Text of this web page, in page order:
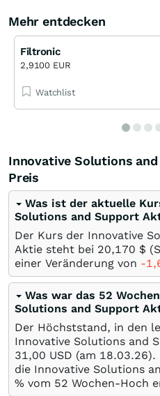
Mehr entdecken
Filtronic
2,9100 EUR
Watchlist
Innovative Solutions
Preis
Was ist der aktuelle
Solutions and Support
Der Kurs der Innovative
Aktie steht bei 20,170 $
einer Veränderung von -
Was war das 52
Solutions and Support
Der Höchststand, in den
Innovative Solutions and
31,00 USD (am 18.03.26).
die Innovative Solutions
% vom 52 Wochen-Hoch